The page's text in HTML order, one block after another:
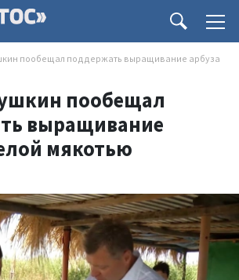
пообещал поддержать выращивание арбуза
пообещал
выращивание
мякотью